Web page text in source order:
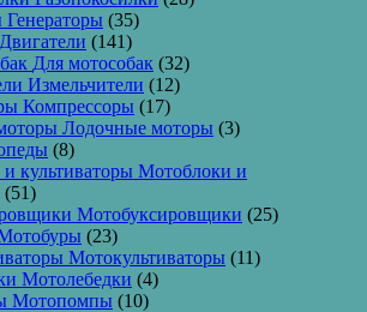
Генераторы (35)
Двигатели (141)
Для мотособак (32)
Измельчители (12)
Компрессоры (17)
Лодочные моторы (3)
(8)
Мотоблоки и
(51)
Мотобуксировщики (25)
(23)
Мотокультиваторы (11)
Мотолебедки (4)
Мотопомпы (10)